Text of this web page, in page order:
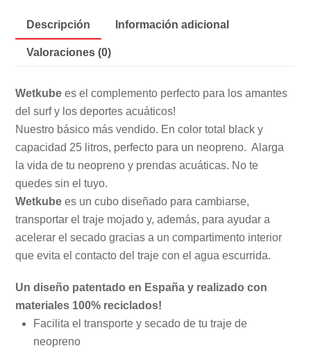
Guardar
Traje
de
Neopreno,
Buceo,
Windsurf,
Padel
(Negro)
Descripción Información adicional
Valoraciones (0)
Wetkube es el complemento perfecto para los amantes
del surf y los deportes acuáticos!
Nuestro básico más vendido. En color total black y
capacidad 25 litros, perfecto para un neopreno. Alarga
la vida de tu neopreno y prendas acuáticas. No te
quedes sin el tuyo.
Wetkube es un cubo diseñado para cambiarse,
transportar el traje mojado y, además, para ayudar a
acelerar el secado gracias a un compartimento interior
que evita el contacto del traje con el agua escurrida.
Un diseño patentado en España y realizado con
materiales 100% reciclados!
Facilita el transporte y secado de tu traje de
neopreno